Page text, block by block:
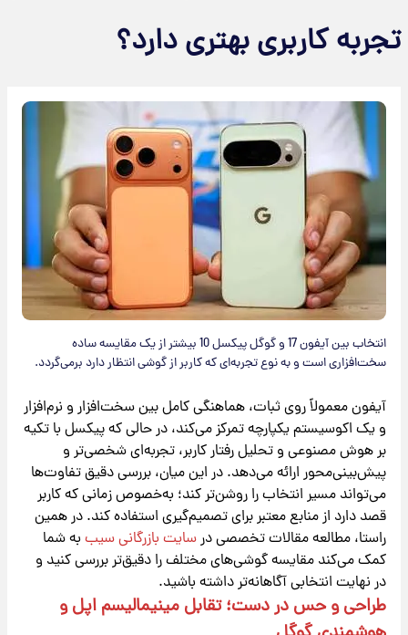
تجربه کاربری بهتری دارد؟
انتخاب بین آیفون 17 و گوگل پیکسل 10 بیشتر از یک مقایسه ساده
سخت‌افزاری است و به نوع تجربه‌ای که کاربر از گوشی انتظار دارد برمی‌گردد.
آیفون معمولاً روی ثبات، هماهنگی کامل بین سخت‌افزار و نرم‌افزار
و یک اکوسیستم یکپارچه تمرکز می‌کند، در حالی که پیکسل با تکیه
بر هوش مصنوعی و تحلیل رفتار کاربر، تجربه‌ای شخصی‌تر و
پیش‌بینی‌محور ارائه می‌دهد. در این میان، بررسی دقیق تفاوت‌ها
می‌تواند مسیر انتخاب را روشن‌تر کند؛ به‌خصوص زمانی که کاربر
قصد دارد از منابع معتبر برای تصمیم‌گیری استفاده کند. در همین
راستا، مطالعه مقالات تخصصی درسایت بازرگانی سیب به شما
کمک می‌کند مقایسه گوشی‌های مختلف را دقیق‌تر بررسی کنید و
در نهایت انتخابی آگاهانه‌تر داشته باشید.
طراحی و حس در دست؛ تقابل مینیمالیسم اپل و